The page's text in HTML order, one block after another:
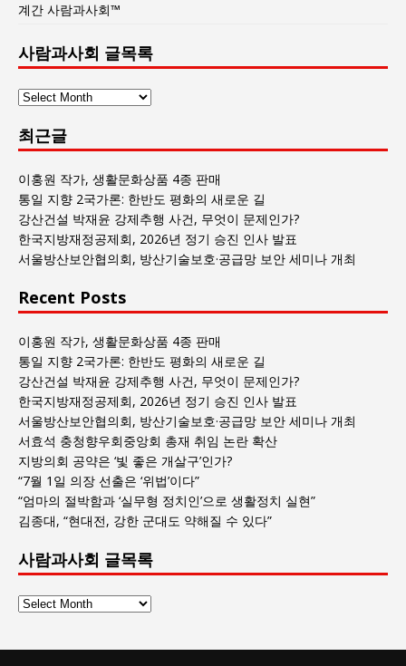
계간 사람과사회™
사람과사회 글목록
사
과
사
회
글
목
록
최근글
이홍원 작가, 생활문화상품 4종 판매
통일 지향 2국가론: 한반도 평화의 새로운 길
강산건설 박재윤 강제추행 사건, 무엇이 문제인가?
한국지방재정공제회, 2026년 정기 승진 인사 발표
서울방산보안협의회, 방산기술보호·공급망 보안 세미나 개최
Recent Posts
이홍원 작가, 생활문화상품 4종 판매
통일 지향 2국가론: 한반도 평화의 새로운 길
강산건설 박재윤 강제추행 사건, 무엇이 문제인가?
한국지방재정공제회, 2026년 정기 승진 인사 발표
서울방산보안협의회, 방산기술보호·공급망 보안 세미나 개최
서효석 충청향우회중앙회 총재 취임 논란 확산
지방의회 공약은 ‘빛 좋은 개살구’인가?
“7월 1일 의장 선출은 ‘위법’이다”
“엄마의 절박함과 ‘실무형 정치인’으로 생활정치 실현”
김종대, “현대전, 강한 군대도 약해질 수 있다”
사람과사회 글목록
사